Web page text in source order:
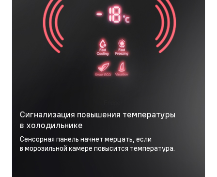
Сигнализация повышения температуры
в холодильнике
Сенсорная панель начнет мерцать, если
в морозильной камере повысится температура.